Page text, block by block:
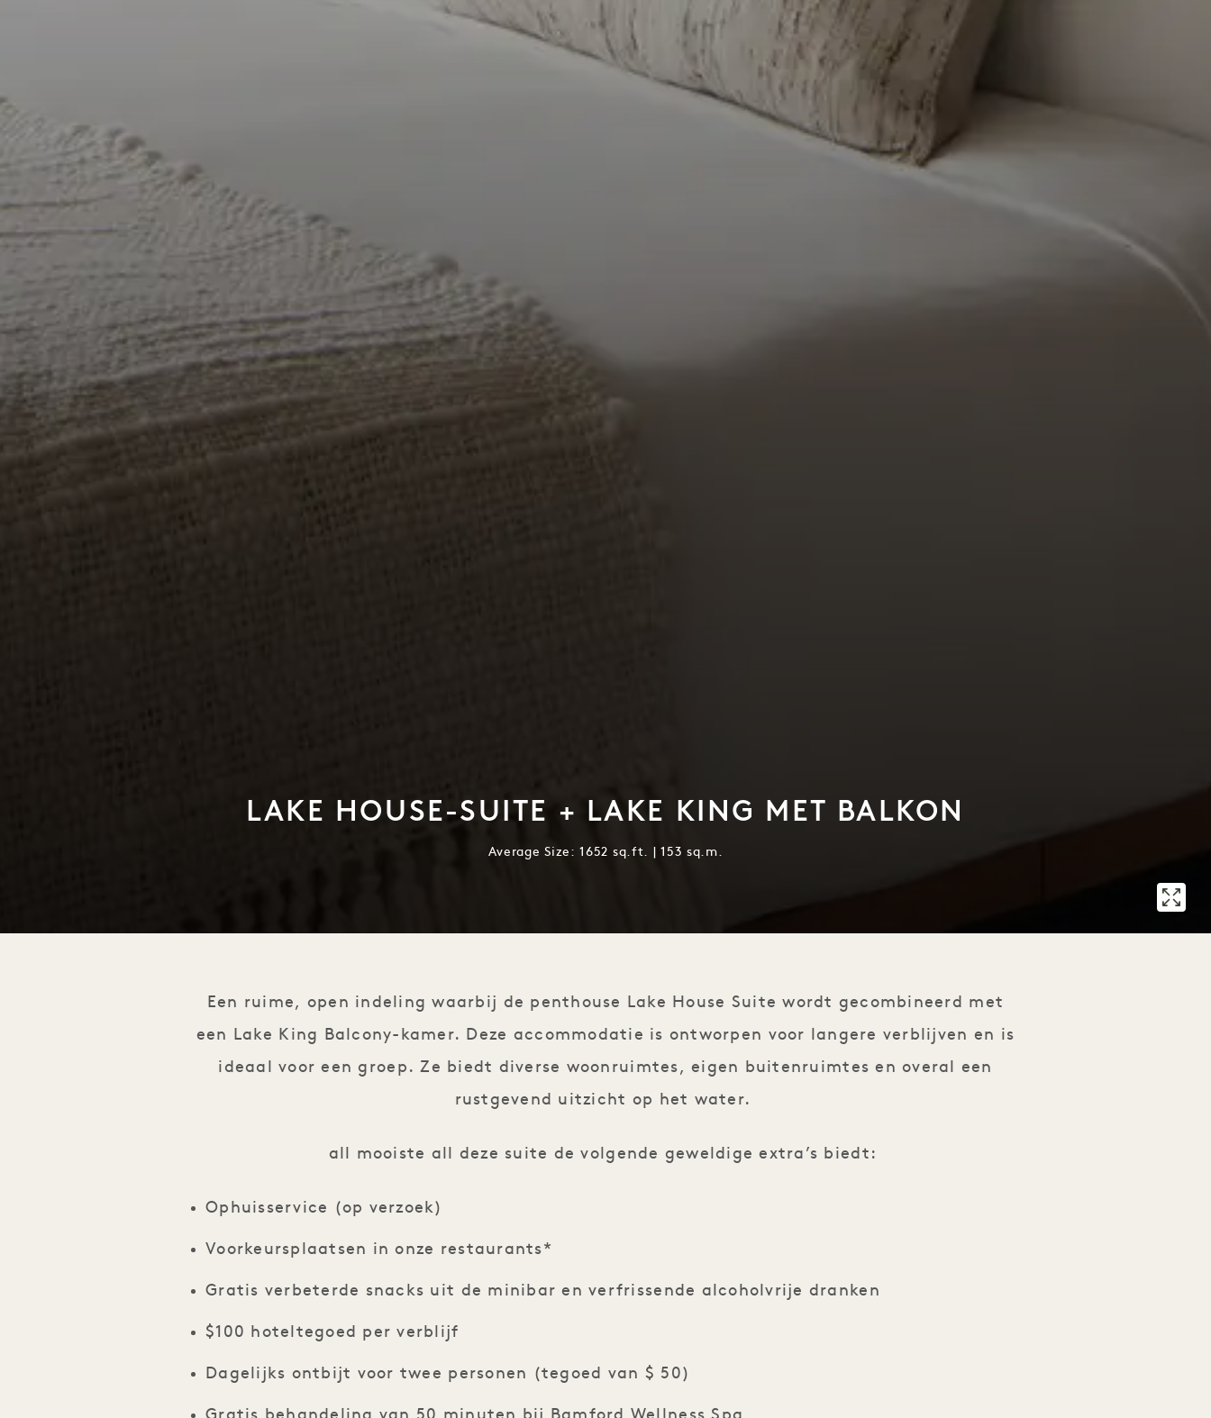
LAKE HOUSE-SUITE + LAKE KING MET BALKON
Average Size: 1652 sq.ft. | 153 sq.m.
Een ruime, open indeling waarbij de penthouse Lake House Suite wordt gecombineerd met
een Lake King Balcony-kamer. Deze accommodatie is ontworpen voor langere verblijven en is
ideaal voor een groep. Ze biedt diverse woonruimtes, eigen buitenruimtes en overal een
rustgevend uitzicht op het water.
all mooiste all deze suite de volgende geweldige extra’s biedt:
Ophuisservice (op verzoek)
Voorkeursplaatsen in onze restaurants*
Gratis verbeterde snacks uit de minibar en verfrissende alcoholvrije dranken
$100 hoteltegoed per verblijf
Dagelijks ontbijt voor twee personen (tegoed van $ 50)